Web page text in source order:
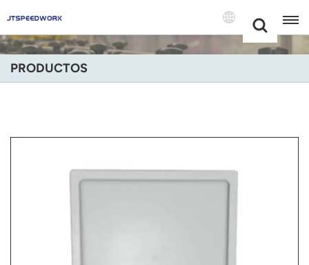
+86 -18681515767
English
PRODUCTOS